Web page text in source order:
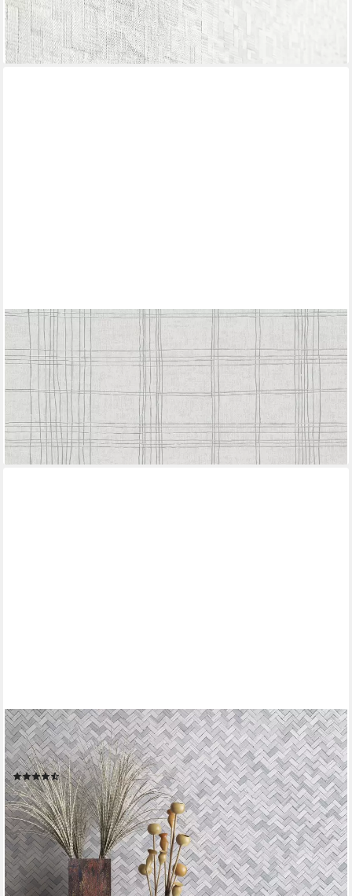
(3,75 €/ 1 qm)
lieferbar - in 2-3 Werktagen bei dir
LIVING WALLS
Vliestapete Metropolitan Stories, Ava New York, leicht
strukturiert, kariert, grafisch, geometrisch, Tapete Geometrisch
Tapeten Wohnzimmer Schlafzimmer Küche modern Design
18,29 € UVP 54,95 €
(3,66 €/ 1 qm)
-67%
lieferbar - in 2-3 Werktagen bei dir
MARBURG
Vliestapete, 3D-Optik, matt, Fischgratmuster, (1 St), moderne
Tapete für Wohnzimmer Schlafzimmer Küche
(2)
26,95 € UVP54,45 €
(5,06 €/ 1 qm)
-51%
lieferbar - in 3-4 Werktagen bei dir
+2